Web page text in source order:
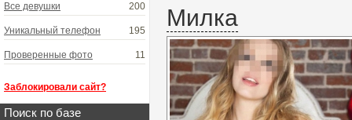
Все девушки 200
Уникальный телефон 195
Проверенные фото 11
Заблокировали сайт?
Поиск по базе
Милка